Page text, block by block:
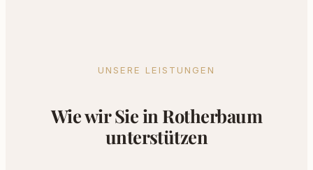
UNSERE LEISTUNGEN
Wie wir Sie in Rotherbaum
unterstützen